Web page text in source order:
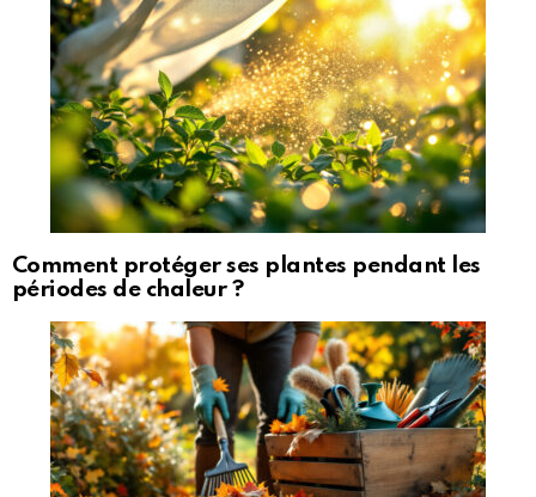
Comment protéger ses plantes pendant les
périodes de chaleur ?